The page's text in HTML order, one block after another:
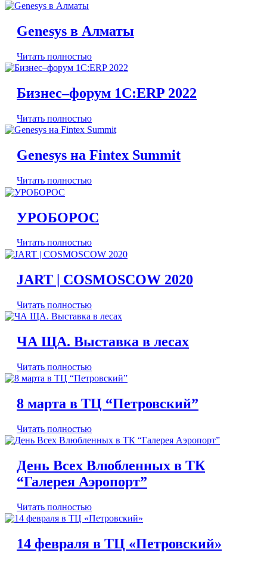
Genesys в Алматы
Читать полностью
Бизнес–форум 1С:ERP 2022
Читать полностью
Genesys на Fintex Summit
Читать полностью
УРОБОРОС
Читать полностью
JART | COSMOSCOW 2020
Читать полностью
ЧА ЩА. Выставка в лесах
Читать полностью
8 марта в ТЦ “Петровский”
Читать полностью
День Всех Влюбленных в ТК
“Галерея Аэропорт”
Читать полностью
14 февраля в ТЦ «Петровский»